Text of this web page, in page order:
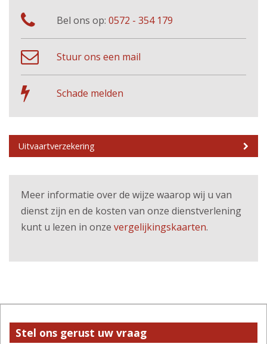
Bel ons op: 0572 - 354 179
Stuur ons een mail
Schade melden
Uitvaartverzekering
Meer informatie over de wijze waarop wij u van
dienst zijn en de kosten van onze dienstverlening
kunt u lezen in onze vergelijkingskaarten.
Stel ons gerust uw vraag